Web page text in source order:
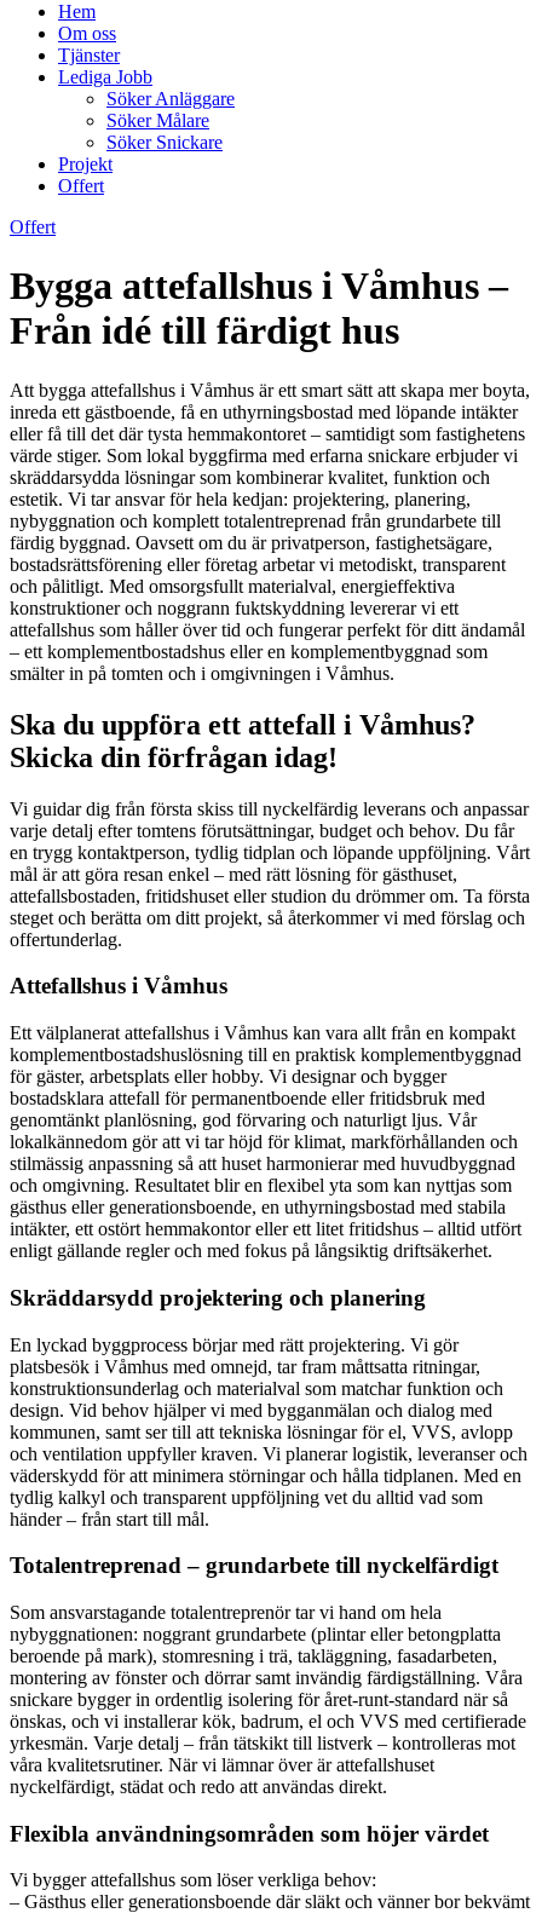
Hem
Om oss
Tjänster
Lediga Jobb
Söker Anläggare
Söker Målare
Söker Snickare
Projekt
Offert
Offert
Bygga attefallshus i Våmhus –
Från idé till färdigt hus
Att bygga attefallshus i Våmhus är ett smart sätt att skapa mer boyta,
inreda ett gästboende, få en uthyrningsbostad med löpande intäkter
eller få till det där tysta hemmakontoret – samtidigt som fastighetens
värde stiger. Som lokal byggfirma med erfarna snickare erbjuder vi
skräddarsydda lösningar som kombinerar kvalitet, funktion och
estetik. Vi tar ansvar för hela kedjan: projektering, planering,
nybyggnation och komplett totalentreprenad från grundarbete till
färdig byggnad. Oavsett om du är privatperson, fastighetsägare,
bostadsrättsförening eller företag arbetar vi metodiskt, transparent
och pålitligt. Med omsorgsfullt materialval, energieffektiva
konstruktioner och noggrann fuktskyddning levererar vi ett
attefallshus som håller över tid och fungerar perfekt för ditt ändamål
– ett komplementbostadshus eller en komplementbyggnad som
smälter in på tomten och i omgivningen i Våmhus.
Ska du uppföra ett attefall i Våmhus?
Skicka din förfrågan idag!
Vi guidar dig från första skiss till nyckelfärdig leverans och anpassar
varje detalj efter tomtens förutsättningar, budget och behov. Du får
en trygg kontaktperson, tydlig tidplan och löpande uppföljning. Vårt
mål är att göra resan enkel – med rätt lösning för gästhuset,
attefallsbostaden, fritidshuset eller studion du drömmer om. Ta första
steget och berätta om ditt projekt, så återkommer vi med förslag och
offertunderlag.
Attefallshus i Våmhus
Ett välplanerat attefallshus i Våmhus kan vara allt från en kompakt
komplementbostadshuslösning till en praktisk komplementbyggnad
för gäster, arbetsplats eller hobby. Vi designar och bygger
bostadsklara attefall för permanentboende eller fritidsbruk med
genomtänkt planlösning, god förvaring och naturligt ljus. Vår
lokalkännedom gör att vi tar höjd för klimat, markförhållanden och
stilmässig anpassning så att huset harmonierar med huvudbyggnad
och omgivning. Resultatet blir en flexibel yta som kan nyttjas som
gästhus eller generationsboende, en uthyrningsbostad med stabila
intäkter, ett ostört hemmakontor eller ett litet fritidshus – alltid utfört
enligt gällande regler och med fokus på långsiktig driftsäkerhet.
Skräddarsydd projektering och planering
En lyckad byggprocess börjar med rätt projektering. Vi gör
platsbesök i Våmhus med omnejd, tar fram måttsatta ritningar,
konstruktionsunderlag och materialval som matchar funktion och
design. Vid behov hjälper vi med bygganmälan och dialog med
kommunen, samt ser till att tekniska lösningar för el, VVS, avlopp
och ventilation uppfyller kraven. Vi planerar logistik, leveranser och
väderskydd för att minimera störningar och hålla tidplanen. Med en
tydlig kalkyl och transparent uppföljning vet du alltid vad som
händer – från start till mål.
Totalentreprenad – grundarbete till nyckelfärdigt
Som ansvarstagande totalentreprenör tar vi hand om hela
nybyggnationen: noggrant grundarbete (plintar eller betongplatta
beroende på mark), stomresning i trä, takläggning, fasadarbeten,
montering av fönster och dörrar samt invändig färdigställning. Våra
snickare bygger in ordentlig isolering för året-runt-standard när så
önskas, och vi installerar kök, badrum, el och VVS med certifierade
yrkesmän. Varje detalj – från tätskikt till listverk – kontrolleras mot
våra kvalitetsrutiner. När vi lämnar över är attefallshuset
nyckelfärdigt, städat och redo att användas direkt.
Flexibla användningsområden som höjer värdet
Vi bygger attefallshus som löser verkliga behov:
– Gästhus eller generationsboende där släkt och vänner bor bekvämt